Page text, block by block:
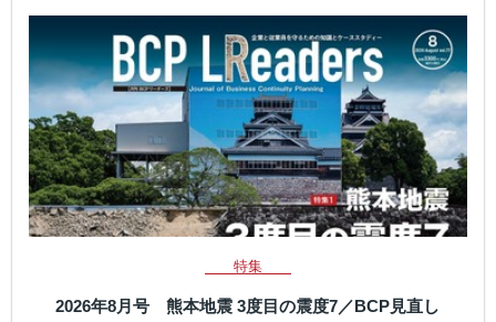
特集
2026年8月号 熊本地震 3度目の震度7／BCP見直し